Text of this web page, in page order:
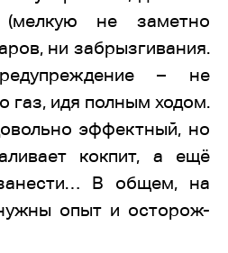
не заметно
ни забрызгивания.
– не
газ, идя полным ходом.
эффектный, но
кокпит, а ещё
В общем, на
опыт и осторож-